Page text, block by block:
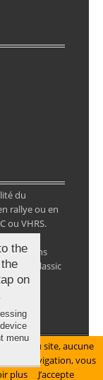
du
rallye ou en
ou VHRS.
que
sans
Classic
droits réservés
du site, aucune
navigation, vous
plus J’accepte
the
on
menu